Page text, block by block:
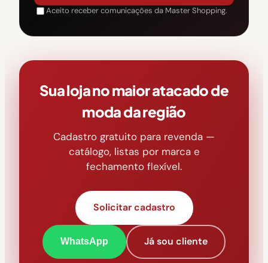
Aceito receber comunicações da Master Shopping.
Sua loja no maior atacado de
moda da região
Cadastro gratuito para revenda —
catálogo, listas por marca e
fechamento flexível.
Solicitar cadastro
WhatsApp Já sou cliente